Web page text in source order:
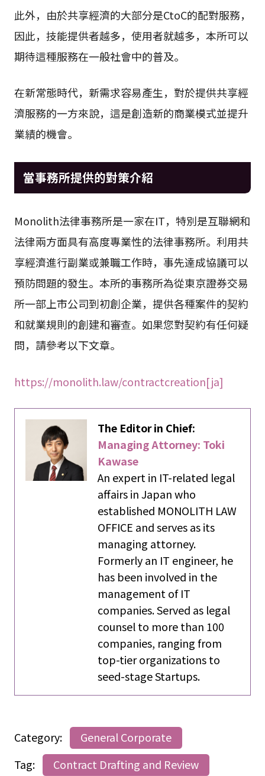
此外，由於共享經濟的大部分是CtoC的配對服務，
因此，技能提供者越多，使用者就越多，本所可以
期待這種服務在一般社會中的普及。
在新常態時代，新需求容易產生，對於提供共享經
濟服務的一方來說，這是創造新的商業模式並提升
業績的機會。
當事務所提供的對策介紹
Monolith法律事務所是一家在IT，特別是互聯網和
法律兩方面具有高度專業性的法律事務所。利用共
享經濟進行副業或兼職工作時，事先達成協議可以
預防問題的發生。本所的事務所為從東京證券交易
所一部上市公司到初創企業，提供各種案件的契約
和就業規則的創建和審查。如果您對契約有任何疑
問，請參考以下文章。
https://monolith.law/contractcreation[ja]
The Editor in Chief:
Managing Attorney: Toki
Kawase
An expert in IT-related legal
affairs in Japan who
established MONOLITH LAW
OFFICE and serves as its
managing attorney.
Formerly an IT engineer, he
has been involved in the
management of IT
companies. Served as legal
counsel to more than 100
companies, ranging from
top-tier organizations to
seed-stage Startups.
Category:
General Corporate
Tag:
Contract Drafting and Review